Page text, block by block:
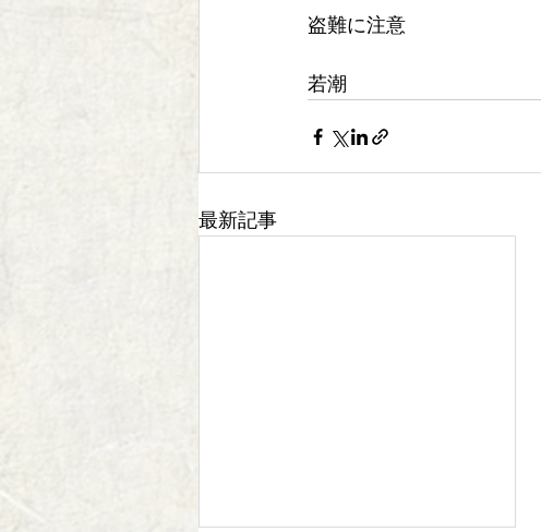
盗難に注意
若潮
最新記事